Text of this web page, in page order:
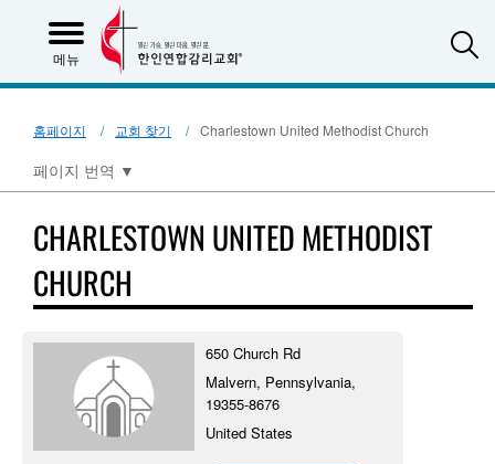
메뉴
홈페이지 교회 찾기 Charlestown United Methodist Church
페이지 번역 ▼
CHARLESTOWN UNITED METHODIST
CHURCH
650 Church Rd
Malvern, Pennsylvania,
19355-8676
United States